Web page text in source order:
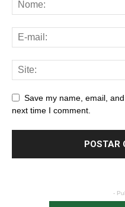
Save my name, email,
next time I comment.
-